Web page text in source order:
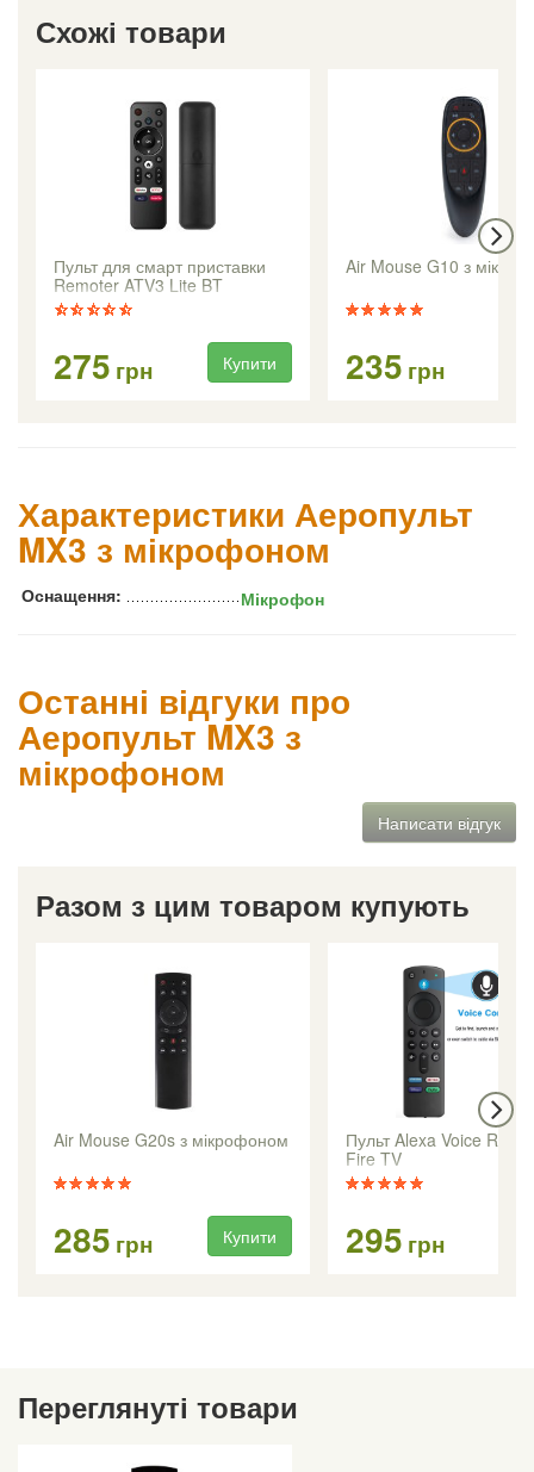
Схожі товари
Пульт для смарт приставки
Remoter ATV3 Lite BT
275 грн Купити
Air Mouse G10 з
235 грн
Характеристики Аеропульт
MX3 з мікрофоном
Оснащення: Мікрофон
Останні відгуки про
Аеропульт MX3 з
мікрофоном
Написати відгук
Разом з цим товаром купують
Air Mouse G20s з мікрофоном
285 грн Купити
Пульт Alexa Voice
Fire TV
295 грн
Переглянуті товари